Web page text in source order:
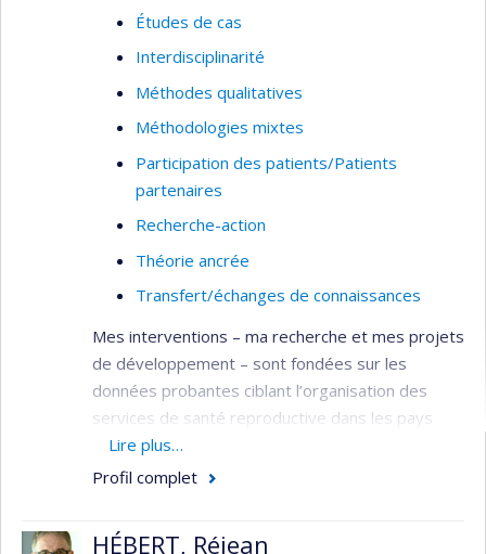
Études de cas
Interdisciplinarité
Méthodes qualitatives
Méthodologies mixtes
Participation des patients/Patients
partenaires
Recherche-action
Théorie ancrée
Transfert/échanges de connaissances
Mes interventions – ma recherche et mes projets
de développement – sont fondées sur les
données probantes ciblant l’organisation des
services de santé reproductive dans les pays
francophones en développement,
particulièrement: le système socio-culturel et
Lire plus…
Profil complet
HÉBERT, Réjean